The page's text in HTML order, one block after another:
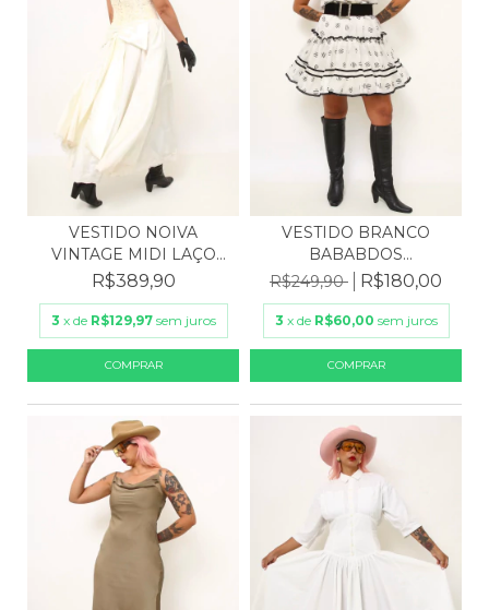
VESTIDO NOIVA
VINTAGE MIDI LAÇO
RENDA PE...
R$389,90
3 x de R$129,97 sem juros
VESTIDO BRANCO
BABABDOS
SPLENDIFEROUS +...
R$249,90 R$180,00
3 x de R$60,00 sem juros